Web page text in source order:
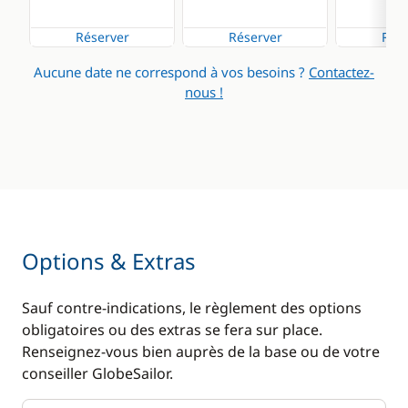
Ice Maker
Lave Vaisselle
Eau chaude
Générateur
Réserver Réserver
Aucune date ne correspond à vos besoins ? Contactez-
nous !
Options & Extras
Sauf contre-indications, le règlement des options
obligatoires ou des extras se fera sur place.
Renseignez-vous bien auprès de la base ou de votre
conseiller GlobeSailor.